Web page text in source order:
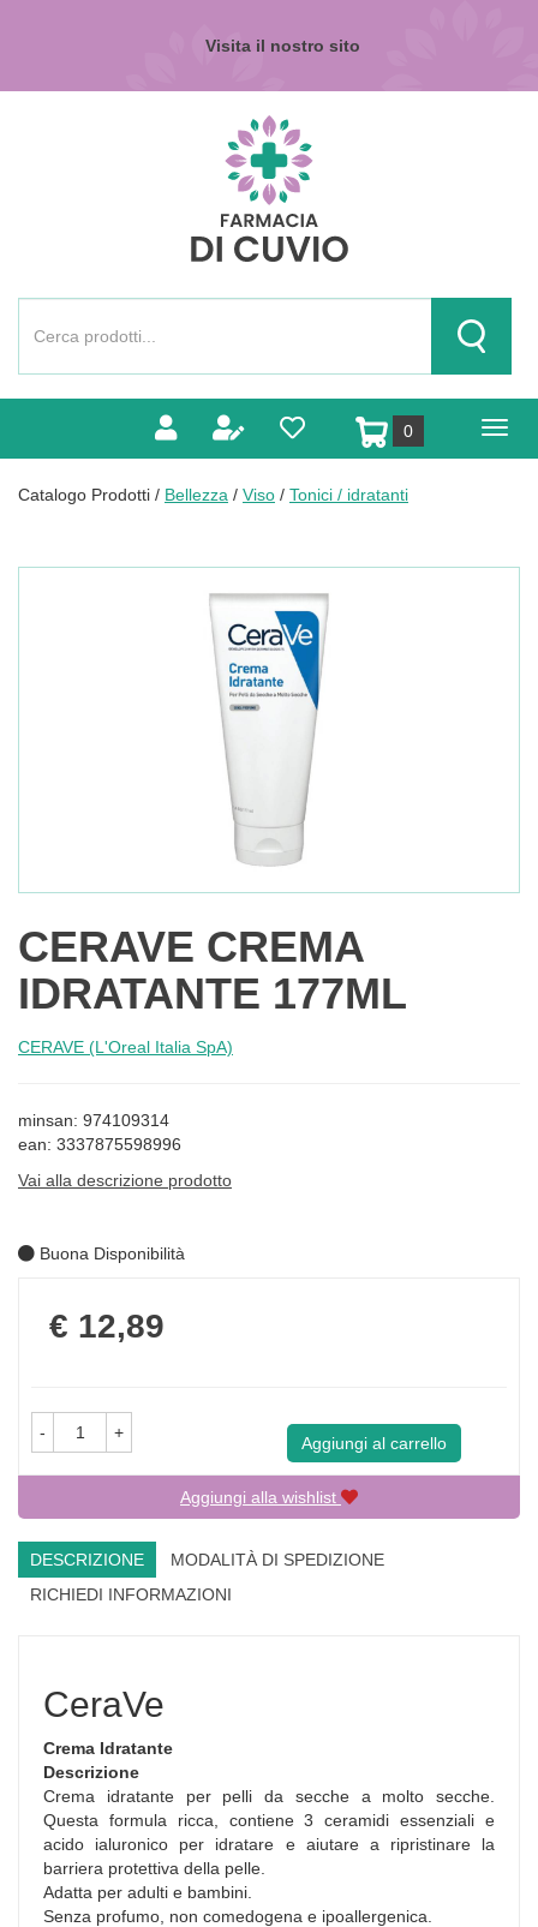
Visita il nostro sito
Prodotto
Cerca
0prodotti
inseriti
Catalogo Prodotti / Bellezza / Viso / Tonici / idratanti
CERAVE CREMA
IDRATANTE 177ML
CERAVE (L'Oreal Italia SpA)
minsan: 974109314
ean: 3337875598996
Vai alla descrizione prodotto
Buona Disponibilità
Prezzo
€ 12,89
- +
Aggiungi al carrello
Aggiungi alla wishlist
DESCRIZIONE
MODALITÀ DI SPEDIZIONE
RICHIEDI INFORMAZIONI
CeraVe
Crema Idratante
Descrizione
Crema idratante per pelli da secche a molto secche.
Questa formula ricca, contiene 3 ceramidi essenziali e
acido ialuronico per idratare e aiutare a ripristinare la
barriera protettiva della pelle.
Adatta per adulti e bambini.
Senza profumo, non comedogena e ipoallergenica.